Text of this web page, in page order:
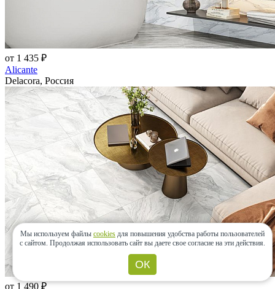
от 1 435 ₽
Alicante
Delacora, Россия
от 1 490 ₽
Мы используем файлы cookies для повышения удобства работы пользователей
с сайтом. Продолжая использовать сайт вы даете свое согласие на эти действия.
ОК